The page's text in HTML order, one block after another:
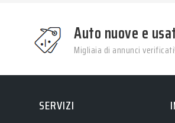
Auto nuove e
Migliaia di annunci verificati!
SERVIZI